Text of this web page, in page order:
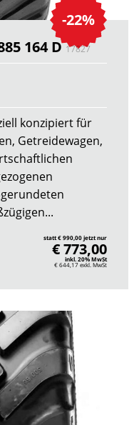
-22%
164 D17827
konzipiert für
Getreidewagen,
statt € 990,00 jetzt nur
€ 773,00
inkl. 20% MwSt
€ 644,17exkl. MwSt